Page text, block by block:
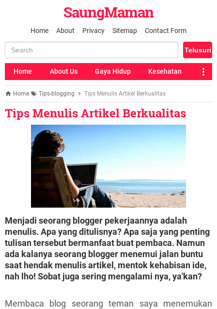
SaungMaman
Home About Privacy Sitemap Contact Form
Home About Us Gaya Hidup Kesehatan
Home Tips-blogging Tips Menulis Artikel Berkualitas
Tips Menulis Artikel Berkualitas
Menjadi seorang blogger pekerjaannya adalah
menulis. Apa yang ditulisnya? Apa saja yang penting
tulisan tersebut bermanfaat buat pembaca. Namun
ada kalanya seorang blogger menemui jalan buntu
saat hendak menulis artikel, mentok kehabisan ide,
nah lho! Sobat juga sering mengalami nya, ya'kan?
Membaca blog seorang teman saya menemukan